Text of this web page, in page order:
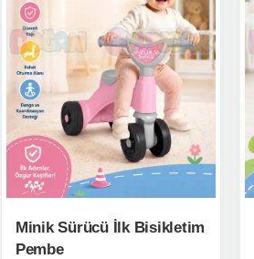
Minik Sürücü İlk Bisikletim
Pembe